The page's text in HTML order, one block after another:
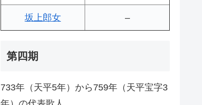
坂上郎女 –
第四期
733年（天平5年）から759年（天平宝字3